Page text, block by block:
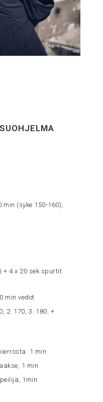
min (syke 150-160),
+ 4 x 20 sek spurtit
min vedot
2. 170, 3. 180. +
1 min
1 min
1min